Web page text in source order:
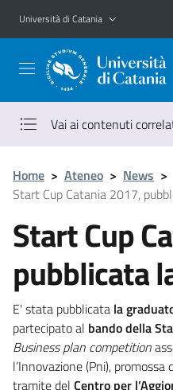
Vai al contenuto principale
Vai al menu di navigazione
Università di Catania
Vai ai contenuti
Home > Ateneo > News >
Start Cup Catania 2017,
Start Cup
pubblicata
E' stata pubblicata la
partecipato al bando della
Business plan competition
l’Innovazione (Pni),
tramite del Centro per